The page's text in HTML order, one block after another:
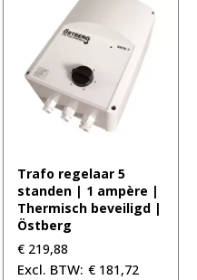
Trafo regelaar 5
standen | 1 ampère |
Thermisch beveiligd |
Östberg
€ 219,88
€ 181,72